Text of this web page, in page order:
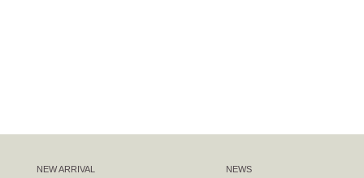
NEW ARRIVAL NEWS